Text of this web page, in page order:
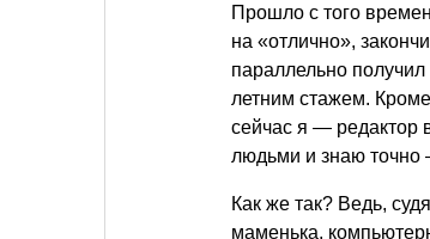
Прошло с того
на «отлично»,
параллельно
летним стажем.
сейчас я — редактор
людьми и знаю точно
Как же так? Ведь,
маменька,